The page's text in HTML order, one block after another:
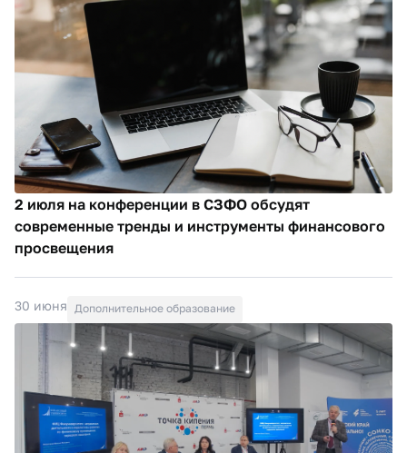
2 июля на конференции в СЗФО обсудят
современные тренды и инструменты финансового
просвещения
30 июня Дополнительное образование